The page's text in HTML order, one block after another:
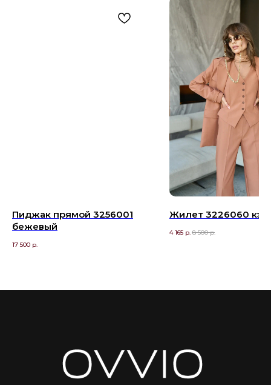
Пиджак прямой 3256001
бежевый
17 500 р.
Жилет 3226060
4 165 р. 8 500 р.